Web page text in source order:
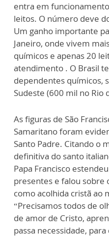
entra em
leitos. O número deve
Um ganho importante
Janeiro, onde vivem
químicos e apenas 20
atendimento . O Brasil
dependentes químicos,
Sudeste (600 mil no Rio
As figuras de São
Samaritano foram
Santo Padre. Citando o
definitiva do santo
Papa Francisco
presentes e falou sobre
como acolhida cristã ao
“Precisamos todos de
de amor de Cristo,
passa necessidade,